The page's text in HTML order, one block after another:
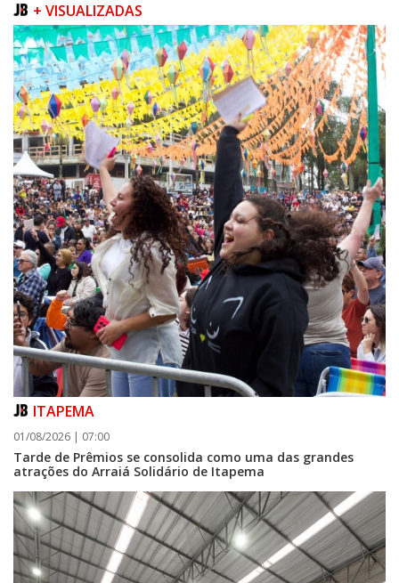
06/08/2026 | 18:18
Programa de IST/Aids e Hepatites Virais faz testagem rápida em frente
ao CIS
GERAL
Ciclone-bomba se forma sobre o oceano, mas Santa Catarina terá
impactos provocados pela frente fria e pelo vento Sul
ITAPEMA
+ VISUALIZADAS
ITAPEMA
01/08/2026 | 07:00
Tarde de Prêmios se consolida como uma das grandes
atrações do Arraiá Solidário de Itapema